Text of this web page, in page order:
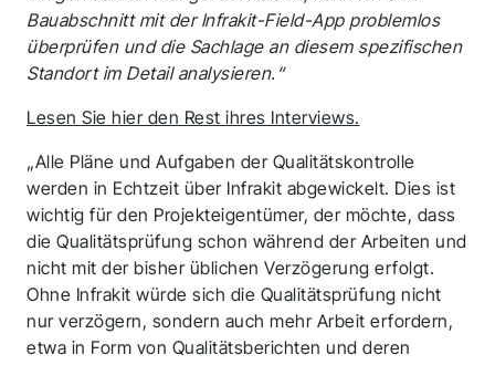
Bauabschnitt mit der Infrakit-Field-App problemlos
überprüfen und die Sachlage an diesem spezifischen
Standort im Detail analysieren.“
Lesen Sie hier den Rest ihres Interviews.
„Alle Pläne und Aufgaben der Qualitätskontrolle
werden in Echtzeit über Infrakit abgewickelt. Dies ist
wichtig für den Projekteigentümer, der möchte, dass
die Qualitätsprüfung schon während der Arbeiten und
nicht mit der bisher üblichen Verzögerung erfolgt.
Ohne Infrakit würde sich die Qualitätsprüfung nicht
nur verzögern, sondern auch mehr Arbeit erfordern,
etwa in Form von Qualitätsberichten und deren